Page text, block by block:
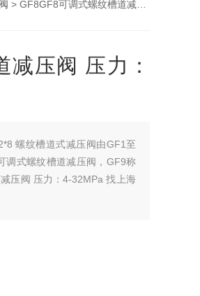
> GF8GF8可调式螺纹槽道减压阀 压力：4-32MPa
减压阀 压力：
调式螺纹槽道减压阀，GF9称
压力：4-32MPa 找上海